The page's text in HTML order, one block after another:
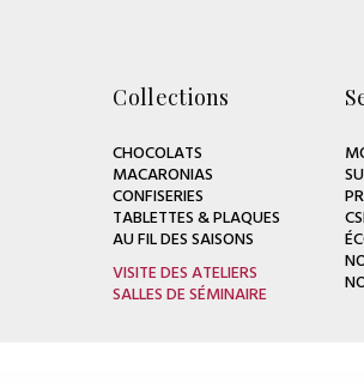
Collections
CHOCOLATS
MACARONIAS
CONFISERIES
TABLETTES & PLAQUES
AU FIL DES SAISONS
VISITE DES ATELIERS
SALLES DE SÉMINAIRE